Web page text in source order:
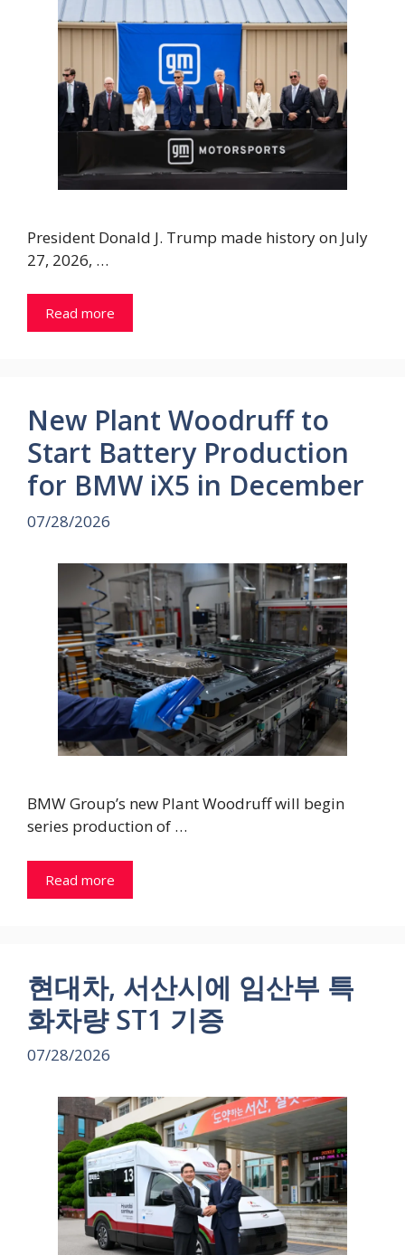
President Donald J. Trump made history on July
27, 2026, …
Read more
New Plant Woodruff to
Start Battery Production
for BMW iX5 in December
07/28/2026
BMW Group’s new Plant Woodruff will begin
series production of …
Read more
현대차, 서산시에 임산부 특
화차량 ST1 기증
07/28/2026